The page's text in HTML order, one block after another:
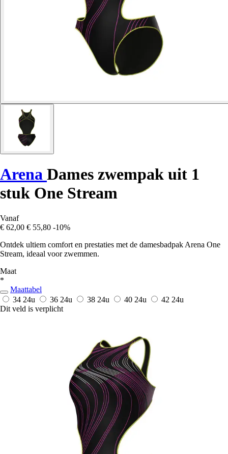
Arena Dames zwempak uit 1
stuk One Stream
Vanaf
€ 62,00 € 55,80 -10%
Ontdek ultiem comfort en prestaties met de damesbadpak Arena One
Stream, ideaal voor zwemmen.
Maat
*
Maattabel
34 24u 36 24u 38 24u 40 24u 42 24u
Dit veld is verplicht